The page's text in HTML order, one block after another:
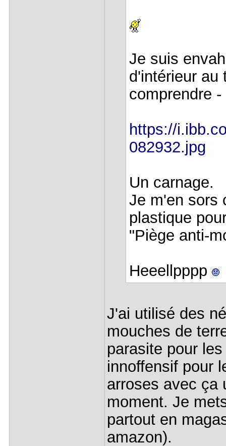
Je suis
d'intérieur au
comprendre -
https://
082932.jpg
Un carnage.
Je m'en sors
plastique
"Piège anti-
Heeellpppp
J'ai utilisé des
mouches de
parasite pour
innoffensif pour
arroses avec ça
moment. Je
partout en
amazon).